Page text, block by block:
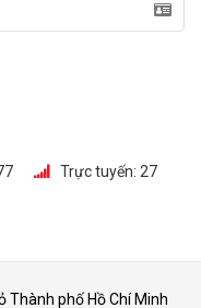
Trực tuyến: 27
Thành phố Hồ Chí Minh